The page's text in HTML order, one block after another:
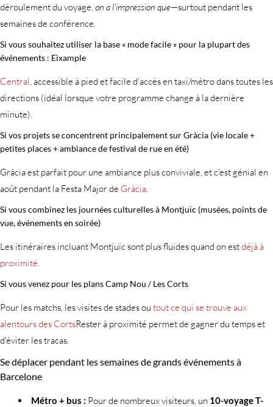
déroulement du voyage. on a l'impression que—surtout pendant les
semaines de conférence.
Si vous souhaitez utiliser la base « mode facile » pour la plupart des
événements : Eixample
Central, accessible à pied et facile d'accès en taxi/métro dans toutes les
directions (idéal lorsque votre programme change à la dernière
minute).
Si vos projets se concentrent principalement sur Gràcia (vie locale +
petites places + ambiance de festival de rue en été)
Gràcia est parfait pour une ambiance plus conviviale, et c'est génial en
août pendant la Festa Major de Gràcia.
Si vous combinez les journées culturelles à Montjuïc (musées, points de
vue, événements en soirée)
Les itinéraires incluant Montjuïc sont plus fluides quand on estdéjà à
proximité.
Si vous venez pour les plans Camp Nou / Les Corts
Pour les matchs, les visites de stades ou tout ce qui se trouve aux
alentours des CortsRester à proximité permet de gagner du temps et
d'éviter les tracas.
Se déplacer pendant les semaines de grands événements à
Barcelone
Métro + bus : Pour de nombreux visiteurs, un 10-voyage T-